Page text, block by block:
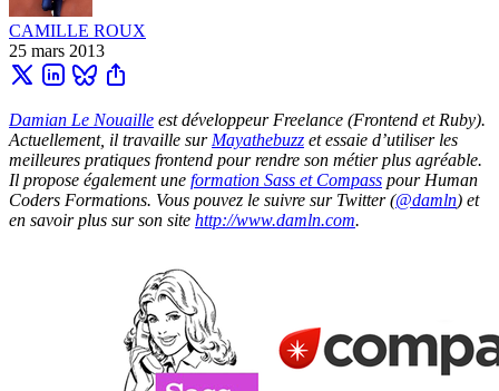
CAMILLE ROUX
25 mars 2013
Damian Le Nouaille est développeur Freelance (Frontend et Ruby).
Actuellement, il travaille sur Mayathebuzz et essaie d’utiliser les
meilleures pratiques frontend pour rendre son métier plus agréable.
Il propose également une formation Sass et Compass pour Human
Coders Formations. Vous pouvez le suivre sur Twitter (@damln) et
en savoir plus sur son site http://www.damln.com.